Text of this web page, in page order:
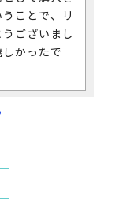
ことで、リ
ございまし
かったで